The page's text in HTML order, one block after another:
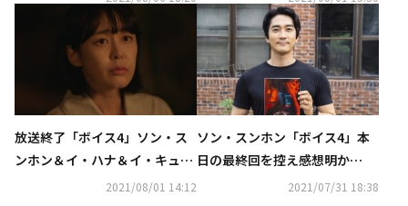
思い出に感謝”
放送終了「ボイス4」ソン・ス
ンホン＆イ・ハナ＆イ・キュヒ
ョン、事件の行方は？シーズン
2021/08/01 14:12
ソン・スンホン「ボイス4」本
日の最終回を控え感想明か
す“アクションで多くのエネル
2021/07/31 18:38